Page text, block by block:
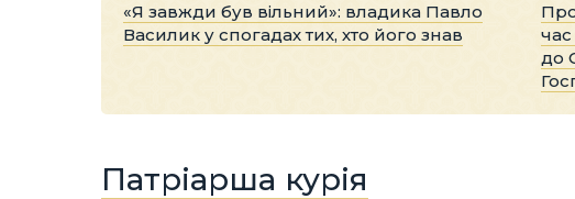
«Я завжди був вільний»: владика Павло
Василик у спогадах тих, хто його знав
до
Патріарша курія